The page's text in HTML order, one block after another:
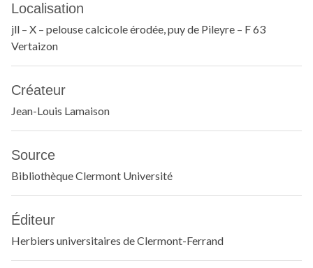
Localisation
jll – X – pelouse calcicole érodée, puy de Pileyre – F 63
Vertaizon
Créateur
Jean-Louis Lamaison
Source
Bibliothèque Clermont Université
Éditeur
Herbiers universitaires de Clermont-Ferrand